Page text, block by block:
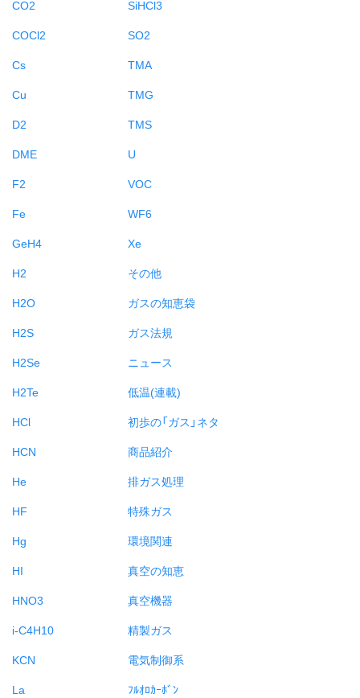
CO2
COCl2
Cs
Cu
D2
DME
F2
Fe
GeH4
H2
H2O
H2S
H2Se
H2Te
HCl
HCN
He
HF
Hg
HI
HNO3
i-C4H10
KCN
La
SiHCl3
SO2
TMA
TMG
TMS
U
VOC
WF6
Xe
その他
ガスの知恵袋
ガス法規
ニュース
低温(連載)
初歩の「ガス」ネタ
商品紹介
排ガス処理
特殊ガス
環境関連
真空の知恵
真空機器
精製ガス
電気制御系
ﾌﾙｵﾛｶｰﾎﾞﾝ